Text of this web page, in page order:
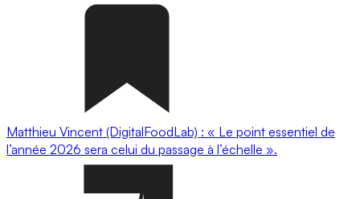
Matthieu Vincent (DigitalFoodLab) : « Le point essentiel de
l’année 2026 sera celui du passage à l’échelle ».